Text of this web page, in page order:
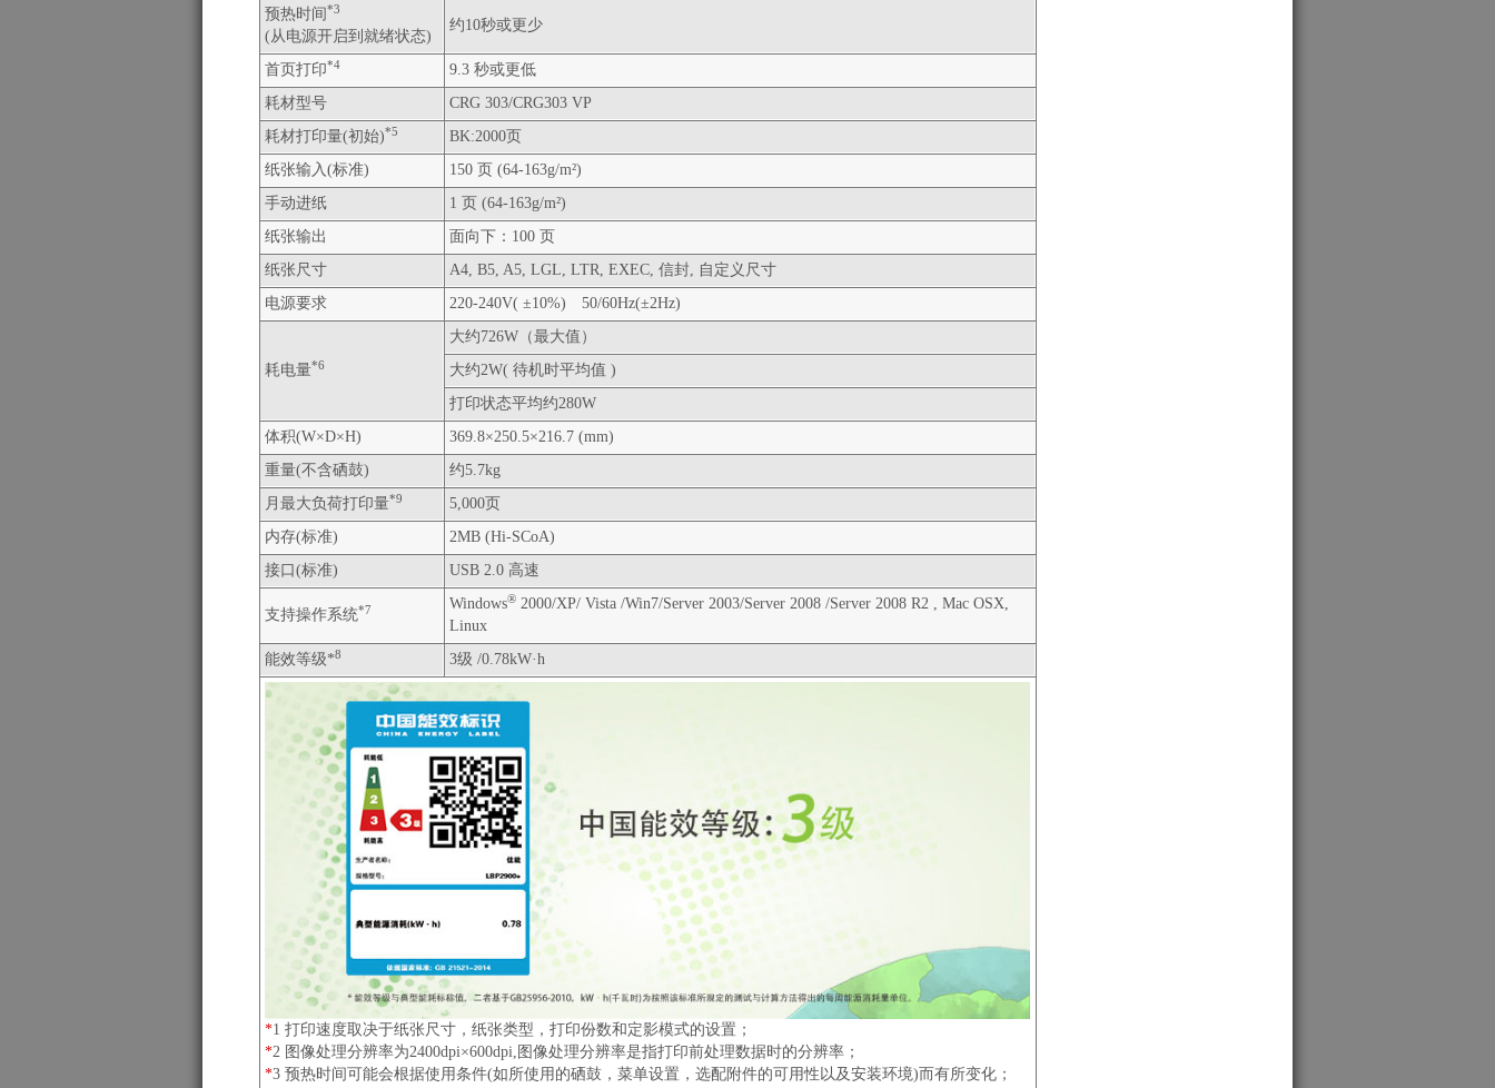
预热时间*3
(从电源开启到就绪状态)
约10秒或更少
首页打印*4
9.3 秒或更低
耗材型号
CRG 303/CRG303 VP
耗材打印量(初始)*5
BK:2000页
纸张输入(标准)
150 页 (64-163g/m²)
手动进纸
1 页 (64-163g/m²)
纸张输出
面向下：100 页
纸张尺寸
A4, B5, A5, LGL, LTR, EXEC, 信封, 自定义尺寸
电源要求
220-240V( ±10%) 50/60Hz(±2Hz)
耗电量*6
大约726W（最大值）
大约2W( 待机时平均值 )
打印状态平均约280W
体积(W×D×H)
369.8×250.5×216.7 (mm)
重量(不含硒鼓)
约5.7kg
月最大负荷打印量*9
5,000页
内存(标准)
2MB (Hi-SCoA)
接口(标准)
USB 2.0 高速
支持操作系统*7 Windows® 2000/XP/ Vista /Win7/Server 2003/Server 2008 /Server 2008 R2 , Mac OSX,
Linux
能效等级*8 3级 /0.78kW·h
*1 打印速度取决于纸张尺寸，纸张类型，打印份数和定影模式的设置；
*2 图像处理分辨率为2400dpi×600dpi,图像处理分辨率是指打印前处理数据时的分辨率；
*3 预热时间可能会根据使用条件(如所使用的硒鼓，菜单设置，选配附件的可用性以及安装环境)而有所变化；